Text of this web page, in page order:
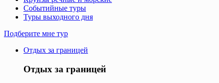
Событийные туры
Туры выходного дня
Подберите мне тур
Отдых за границей
Отдых за границей